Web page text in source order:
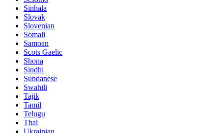
Sinhala
Slovak
Slovenian
Somali
Samoan
Scots Gaelic
Shona
Sindhi
Sundanese
Swahili
Tajik
Tamil
Telugu
Thai
Ukrainian